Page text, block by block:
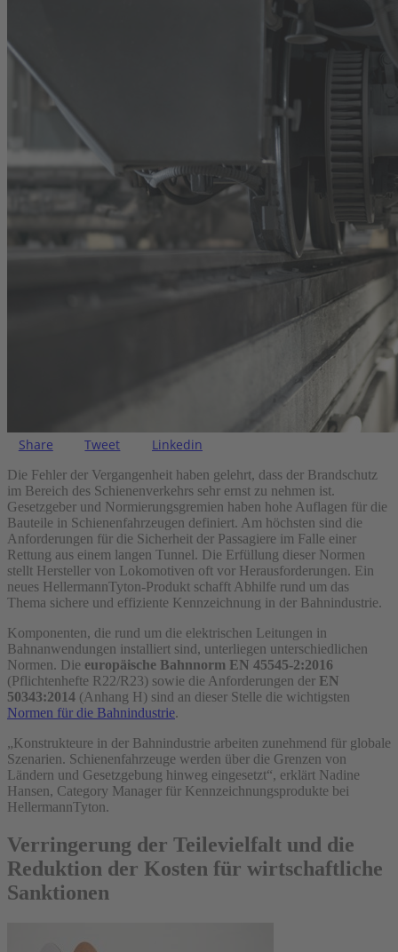
Share Tweet Linkedin
Die Fehler der Vergangenheit haben gelehrt, dass der Brandschutz
im Bereich des Schienenverkehrs sehr ernst zu nehmen ist.
Gesetzgeber und Normierungsgremien haben hohe Auflagen für die
Bauteile in Schienenfahrzeugen definiert. Am höchsten sind die
Anforderungen für die Sicherheit der Passagiere im Falle einer
Rettung aus einem langen Tunnel. Die Erfüllung dieser Normen
stellt Hersteller von Lokomotiven oft vor Herausforderungen. Ein
neues HellermannTyton-Produkt schafft Abhilfe rund um das
Thema sichere und effiziente Kennzeichnung in der Bahnindustrie.
Komponenten, die rund um die elektrischen Leitungen in
Bahnanwendungen installiert sind, unterliegen unterschiedlichen
Normen. Die europäische Bahnnorm EN 45545-2:2016
(Pflichtenhefte R22/R23) sowie die Anforderungen der EN
50343:2014 (Anhang H) sind an dieser Stelle die wichtigsten
Normen für die Bahnindustrie.
„Konstrukteure in der Bahnindustrie arbeiten zunehmend für globale
Szenarien. Schienenfahrzeuge werden über die Grenzen von
Ländern und Gesetzgebung hinweg eingesetzt“, erklärt Nadine
Hansen, Category Manager für Kennzeichnungsprodukte bei
HellermannTyton.
Verringerung der Teilevielfalt und die
Reduktion der Kosten für wirtschaftliche
Sanktionen